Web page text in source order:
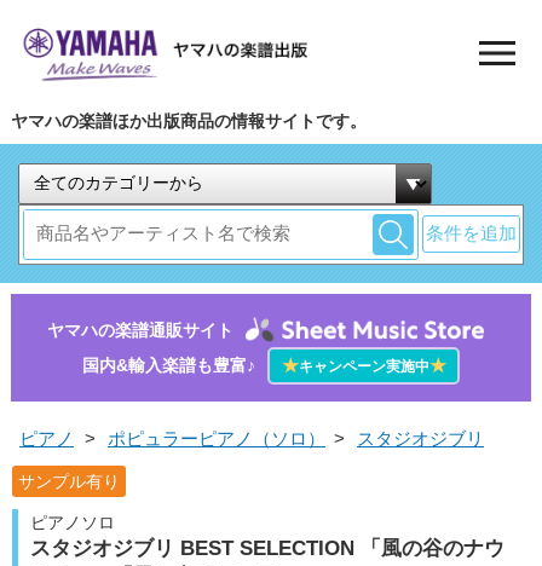
ヤマハの楽譜ほか出版商品の情報サイトです。
条件を追加
ヤマハの楽譜通販サイト
国内&輸入楽譜も豊富♪
★キャンペーン実施中★
ピアノ > ポピュラーピアノ（ソロ） > スタジオジブリ
サンプル有り
ピアノソロ
スタジオジブリ BEST SELECTION 「風の谷のナウ